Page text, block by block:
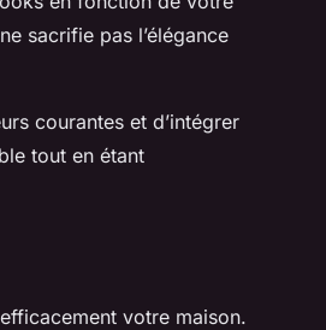
sacrifie pas l’élégance
courantes et d’intégrer
tout en étant
votre maison.